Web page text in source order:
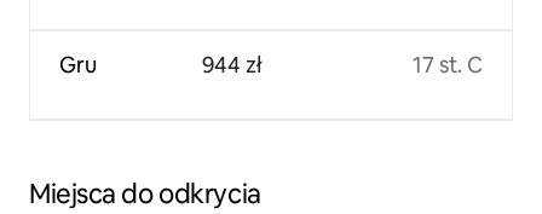
Gru 944 zł 17 st. C
Miejsca do odkrycia